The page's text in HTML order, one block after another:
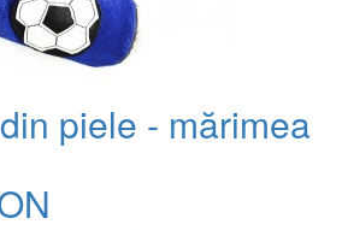
piele - mărimea